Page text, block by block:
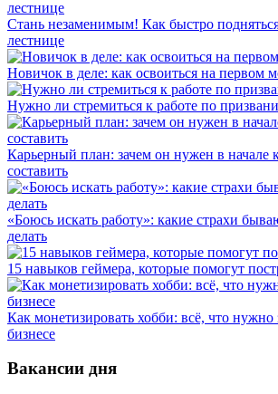
Стань незаменимым! Как быстро
лестнице
Новичок в деле: как освоиться на первом
Нужно ли стремиться к работе по
Карьерный план: зачем он нужен в начале
составить
«Боюсь искать работу»: какие страхи
делать
15 навыков геймера, которые помогут
Как монетизировать хобби: всё, что нужно
бизнесе
Вакансии дня